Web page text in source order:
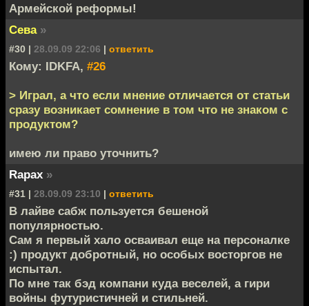
Армейской реформы!
Сева »
#30 | 28.09.09 22:06 | ответить
Кому: IDKFA, #26
> Играл, а что если мнение отличается от статьи
сразу возникает сомнение в том что не знаком с
продуктом?
имею ли право уточнить?
Rapax »
#31 | 28.09.09 23:10 | ответить
В лайве сабж пользуется бешеной
популярностью.
Сам я первый хало осваивал еще на персоналке
:) продукт добротный, но особых восторгов не
испытал.
По мне так бэд компани куда веселей, а гири
войны футуристичней и стильней.